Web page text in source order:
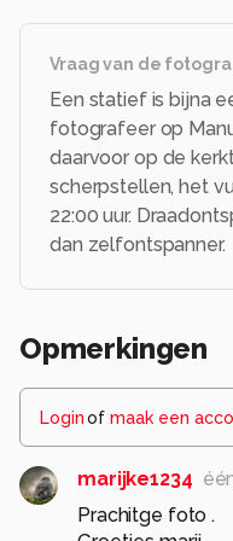
Alle rechten voorbehouden
Vraag van de
Een statief is bijna
fotografeer op
daarvoor op de
scherpstellen, het
22:00 uur.
dan zelfontspanner.
Opmerkingen
Loginof maak een
marijke1234
Prachitge foto .